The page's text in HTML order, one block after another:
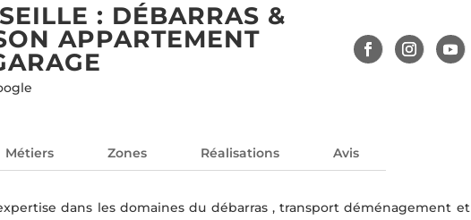
: DÉBARRAS &
APPARTEMENT
Métiers Zones Réalisations Avis
dans les domaines du débarras , transport déménagement et